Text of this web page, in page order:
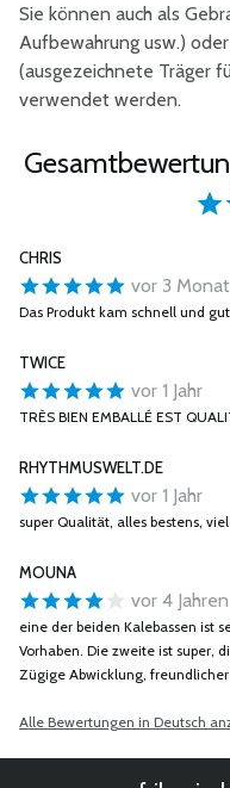
Sie können auch als
Aufbewahrung usw.)
(ausgezeichnete Träger
verwendet werden.
CHRIS
vor 3
Das Produkt kam schnell und
TWICE
vor 1 Jahr
TRÈS BIEN EMBALLÉ EST
RHYTHMUSWELT.DE
vor 1 Jahr
super Qualität, alles bestens,
MOUNA
vor 4 Jahren
eine der beiden Kalebassen ist
Vorhaben. Die zweite ist super,
Zügige Abwicklung,
Alle Bewertungen in Deutsch